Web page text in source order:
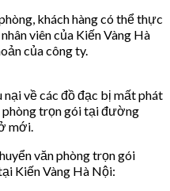
khách hàng có thể thực
viên của Kiến Vàng Hà
của công ty.
nại về các đồ đạc bị mất phát
phòng trọn gói tại đường
mới.
văn phòng trọn gói
Kiến Vàng Hà Nội: